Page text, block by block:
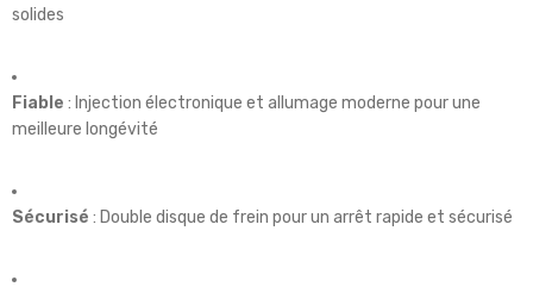
solides
Fiable : Injection électronique et allumage moderne pour une
meilleure longévité
Sécurisé : Double disque de frein pour un arrêt rapide et sécurisé